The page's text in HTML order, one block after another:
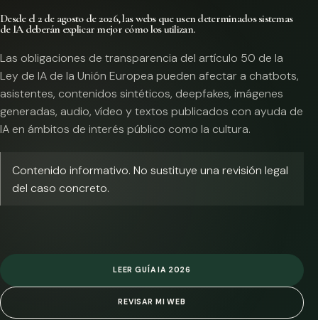
Desde el 2 de agosto de 2026, las webs que usen determinados sistemas
de IA deberán explicar mejor cómo los utilizan.
Las obligaciones de transparencia del artículo 50 de la
Ley de IA de la Unión Europea pueden afectar a chatbots,
asistentes, contenidos sintéticos, deepfakes, imágenes
generadas, audio, vídeo y textos publicados con ayuda de
IA en ámbitos de interés público como la cultura.
Contenido informativo. No sustituye una revisión legal
del caso concreto.
LEER GUÍA IA 2026
REVISAR MI WEB